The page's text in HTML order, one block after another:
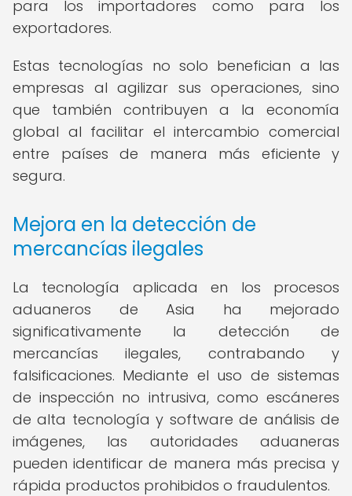
para los importadores como para los
exportadores.
Estas tecnologías no solo benefician a las
empresas al agilizar sus operaciones, sino
que también contribuyen a la economía
global al facilitar el intercambio comercial
entre países de manera más eficiente y
segura.
Mejora en la detección de
mercancías ilegales
La tecnología aplicada en los procesos
aduaneros de Asia ha mejorado
significativamente la detección de
mercancías ilegales, contrabando y
falsificaciones. Mediante el uso de sistemas
de inspección no intrusiva, como escáneres
de alta tecnología y software de análisis de
imágenes, las autoridades aduaneras
pueden identificar de manera más precisa y
rápida productos prohibidos o fraudulentos.